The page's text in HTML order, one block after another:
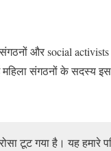
और social
संगठनों के सदस्य इस
टूट गया है। यह हमारे